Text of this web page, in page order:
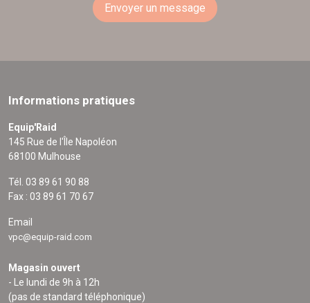
Envoyer un message
Informations pratiques
Equip'Raid
145 Rue de l'Île Napoléon
68100 Mulhouse
Tél. 03 89 61 90 88
Fax : 03 89 61 70 67
Email
vpc@equip-raid.com
Magasin ouvert
- Le lundi de 9h à 12h
(pas de standard téléphonique)